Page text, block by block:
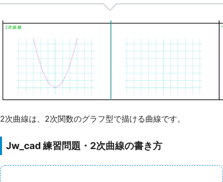
2次曲線は、2次関数のグラフ型で描ける曲線です。
Jw_cad 練習問題・2次曲線の書き方